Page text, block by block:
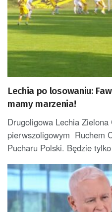
Lechia po losowaniu:
mamy marzenia!
Drugoligowa Lechia
pierwszoligowym Ruchem
Pucharu Polski. Będzie